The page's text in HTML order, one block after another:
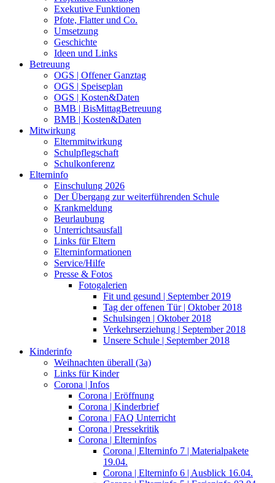
Exekutive Funktionen
Pfote, Flatter und Co.
Umsetzung
Geschichte
Ideen und Links
Betreuung
OGS | Offener Ganztag
OGS | Speiseplan
OGS | Kosten&Daten
BMB | BisMittagBetreuung
BMB | Kosten&Daten
Mitwirkung
Elternmitwirkung
Schulpflegschaft
Schulkonferenz
Elterninfo
Einschulung 2026
Der Übergang zur weiterführenden Schule
Krankmeldung
Beurlaubung
Unterrichtsausfall
Links für Eltern
Elterninformationen
Service/Hilfe
Presse & Fotos
Fotogalerien
Fit und gesund | September 2019
Tag der offenen Tür | Oktober 2018
Schulsingen | Oktober 2018
Verkehrserziehung | September 2018
Unsere Schule | September 2018
Kinderinfo
Weihnachten überall (3a)
Links für Kinder
Corona | Infos
Corona | Eröffnung
Corona | Kinderbrief
Corona | FAQ Unterricht
Corona | Pressekritik
Corona | Elterninfos
Corona | Elterninfo 7 | Materialpakete
19.04.
Corona | Elterninfo 6 | Ausblick 16.04.